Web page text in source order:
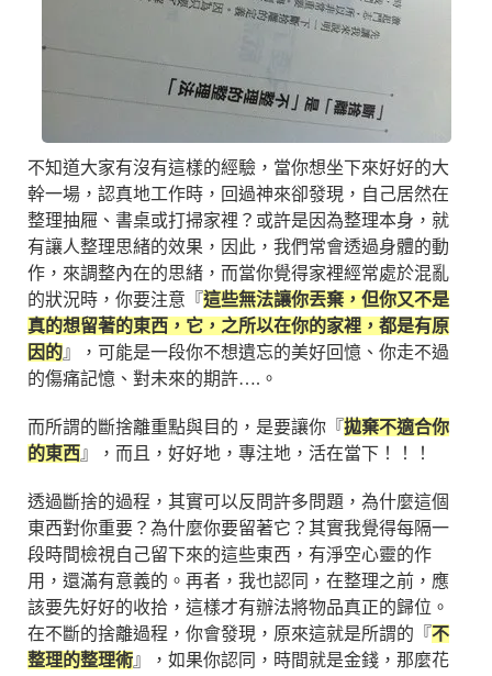
不知道大家有沒有這樣的經驗，當你想坐下來好好的大
幹一場，認真地工作時，回過神來卻發現，自己居然在
整理抽屜、書桌或打掃家裡？或許是因為整理本身，就
有讓人整理思緒的效果，因此，我們常會透過身體的動
作，來調整內在的思緒，而當你覺得家裡經常處於混亂
的狀況時，你要注意『這些無法讓你丟棄，但你又不是
真的想留著的東西，它，之所以在你的家裡，都是有原
因的』，可能是一段你不想遺忘的美好回憶、你走不過
的傷痛記憶、對未來的期許….。
而所謂的斷捨離重點與目的，是要讓你『拋棄不適合你
的東西』，而且，好好地，專注地，活在當下！！！
透過斷捨的過程，其實可以反問許多問題，為什麼這個
東西對你重要？為什麼你要留著它？其實我覺得每隔一
段時間檢視自己留下來的這些東西，有淨空心靈的作
用，還滿有意義的。再者，我也認同，在整理之前，應
該要先好好的收拾，這樣才有辦法將物品真正的歸位。
在不斷的捨離過程，你會發現，原來這就是所謂的『不
整理的整理術』，如果你認同，時間就是金錢，那麼花